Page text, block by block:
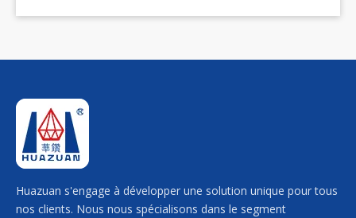
Huazuan s'engage à développer une solution unique pour tous
nos clients. Nous nous spécialisons dans le segment